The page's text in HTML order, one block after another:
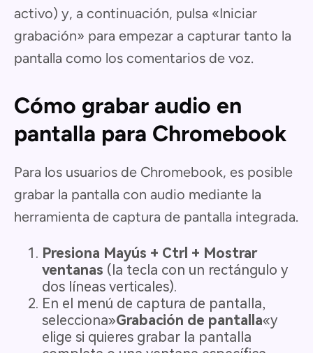
activo) y, a continuación, pulsa «Iniciar
grabación» para empezar a capturar tanto la
pantalla como los comentarios de voz.
Cómo grabar audio en
pantalla para Chromebook
Para los usuarios de Chromebook, es posible
grabar la pantalla con audio mediante la
herramienta de captura de pantalla integrada.
Presiona Mayús + Ctrl + Mostrar
ventanas (la tecla con un rectángulo y
dos líneas verticales).
En el menú de captura de pantalla,
selecciona»Grabación de pantalla«y
elige si quieres grabar la pantalla